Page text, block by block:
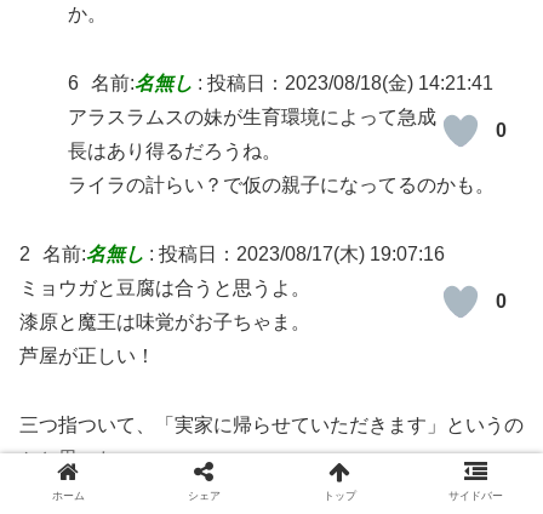
か。
6 名前:名無し : 投稿日：2023/08/18(金) 14:21:41
0
アラスラムスの妹が生育環境によって急成
長はあり得るだろうね。
ライラの計らい？で仮の親子になってるのかも。
2 名前:名無し : 投稿日：2023/08/17(木) 19:07:16
0
ミョウガと豆腐は合うと思うよ。
漆原と魔王は味覚がお子ちゃま。
芦屋が正しい！
三つ指ついて、「実家に帰らせていただきます」というの
かと思った。
ホーム シェア トップ サイドバー